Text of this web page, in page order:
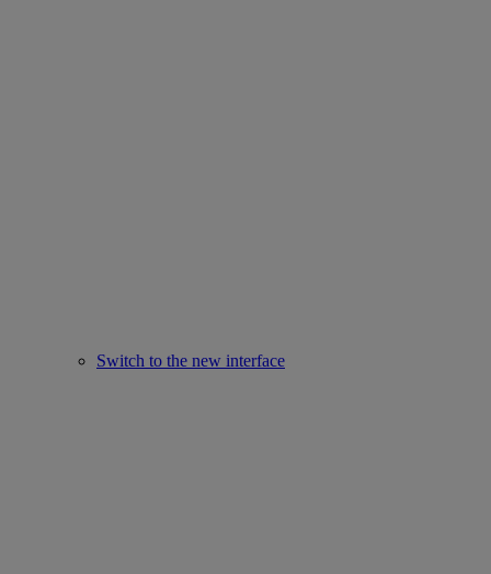
Switch to the new interface